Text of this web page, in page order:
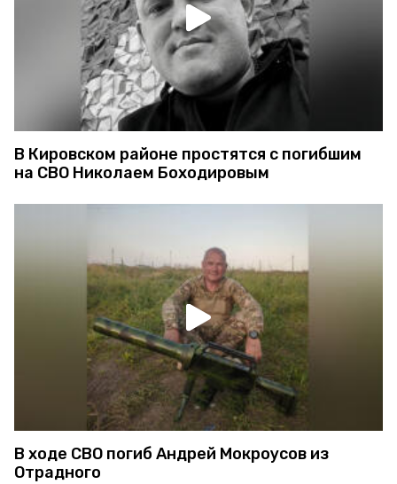
В Кировском районе простятся с погибшим
на СВО Николаем Боходировым
В ходе СВО погиб Андрей Мокроусов из
Отрадного